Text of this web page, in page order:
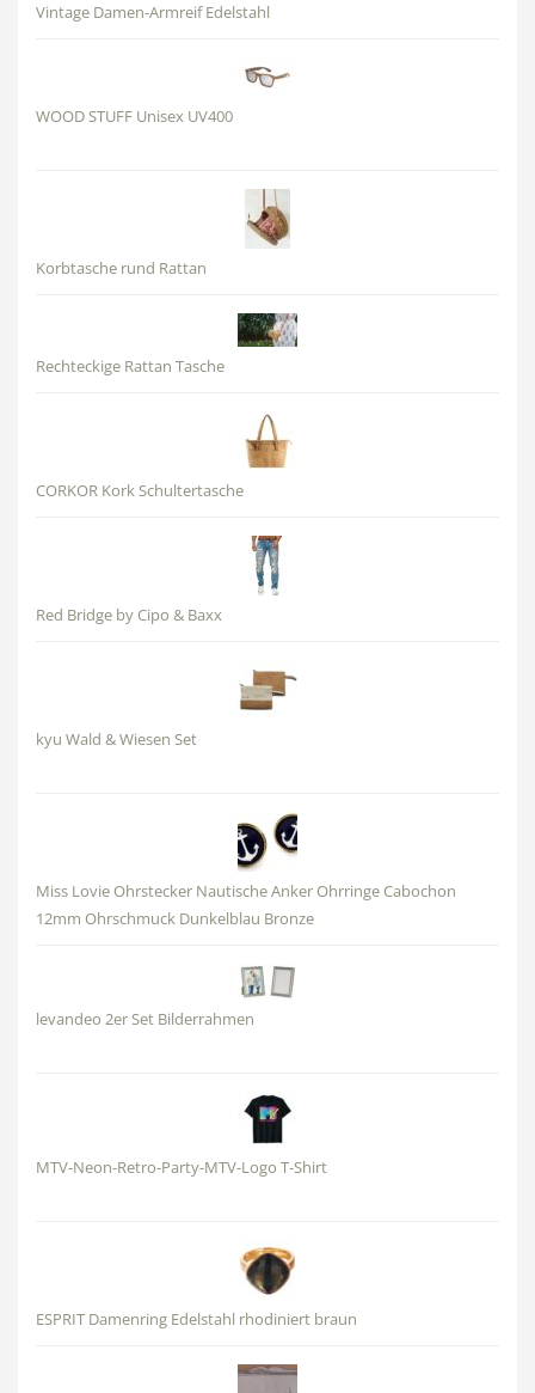
Vintage Damen-Armreif Edelstahl
WOOD STUFF Unisex UV400
Korbtasche rund Rattan
Rechteckige Rattan Tasche
CORKOR Kork Schultertasche
Red Bridge by Cipo & Baxx
kyu Wald & Wiesen Set
Miss Lovie Ohrstecker Nautische Anker Ohrringe Cabochon
12mm Ohrschmuck Dunkelblau Bronze
levandeo 2er Set Bilderrahmen
MTV-Neon-Retro-Party-MTV-Logo T-Shirt
ESPRIT Damenring Edelstahl rhodiniert braun